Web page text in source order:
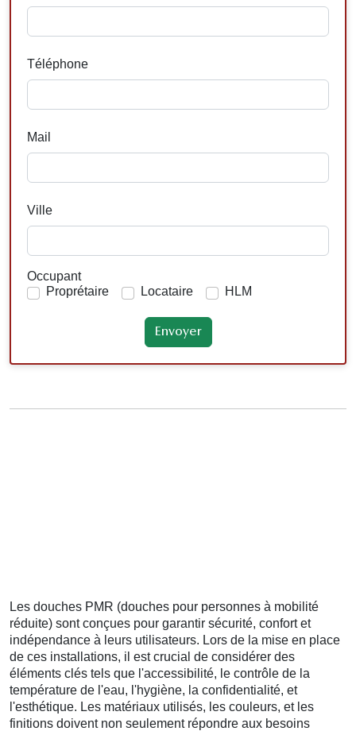
Téléphone
Mail
Ville
Occupant
Proprétaire
Locataire HLM
Les douches PMR (douches pour personnes à mobilité
réduite) sont conçues pour garantir sécurité, confort et
indépendance à leurs utilisateurs. Lors de la mise en place
de ces installations, il est crucial de considérer des
éléments clés tels que l'accessibilité, le contrôle de la
température de l'eau, l'hygiène, la confidentialité, et
l'esthétique. Les matériaux utilisés, les couleurs, et les
finitions doivent non seulement répondre aux besoins